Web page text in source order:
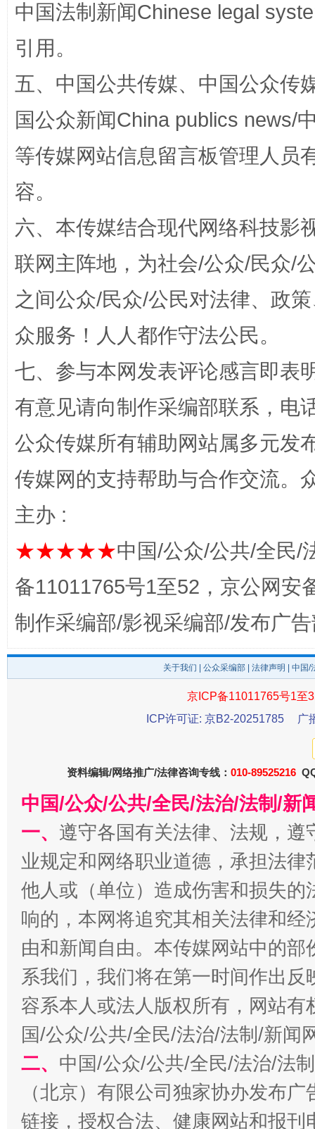
一批国家标准开始实施
“
事关残疾人未来5年
规模最大的光氢储一体化项目 走
中国法制新闻Chinese legal
引用。
五、中国公共传媒、中国公众传
国公众新闻China publics news/
等传媒网站信息留言板管理人员
容。
六、本传媒结合现代网络科技影
联网主阵地，为社会/公众/民众/
之间公众/民众/公民对法律、政
众服务！人人都作守法公民。
七、参与本网发表评论感言即表
有意见请向制作采编部联系，电
公众传媒所有辅助网站属多元发
传媒网的支持帮助与合作交流。
主办 :
★★★★★中国/公众/公共/全民/
备11011765号1至52，京公网安
制作采编部/影视采编部/发布广
关于我们 公众采编部 法律声明 | 中国
京ICP备11011765号1至
ICP许可证: 京B2-20251785
广
资料编辑/网络推广/法律咨询专线： 010-89525216
中国/公众/公共/全民/法治/法制/新
一、 遵守各国有关法律、法规，
业规定和网络职业道德，承担法
他人或（单位）造成伤害和损失
响的，本网将追究其相关法律和
由和新闻自由。本传媒网站中的
系我们，我们将在第一时间作出
容系本人或法人版权所有，网站
国/公众/公共/全民/法治/法制/新闻
二、 中国/公众/公共/全民/法治/法
（北京）有限公司独家协办发布
链接，授权合法、健康网站和报